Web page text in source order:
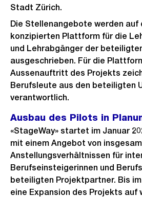
Stadt Zürich.
Die Stellenangebote werden auf
konzipierten Plattform für die
und Lehrabgänger der
ausgeschrieben. Für die
Aussenauftritt des Projekts
Berufsleute aus den beteiligten
verantwortlich.
Ausbau des Pilots in
«StageWay» startet im Januar
mit einem Angebot von
Anstellungsverhältnissen für
Berufseinsteigerinnen und
beteiligten Projektpartner. Bis im
eine Expansion des Projekts auf